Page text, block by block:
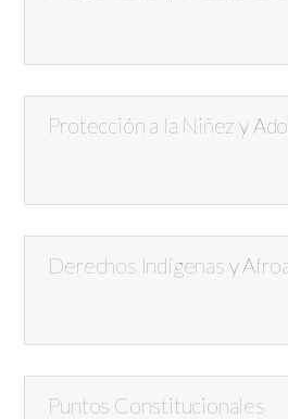
Protección a la Niñez y
Derechos Indígenas y
Puntos Constitucionales